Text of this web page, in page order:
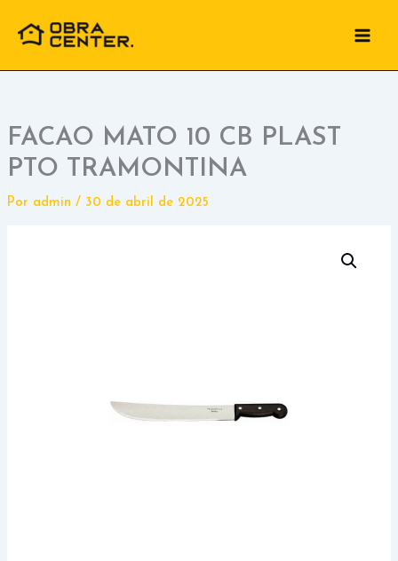
para
conteúdo
FACAO MATO 10 CB PLAST
PTO TRAMONTINA
Por admin / 30 de abril de 2025